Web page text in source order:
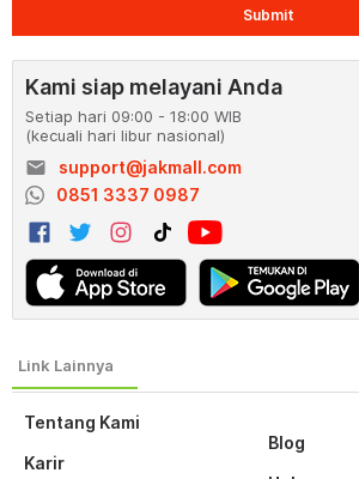
Tentang Kami
Karir
Blog
Submit
Kami siap melayani Anda
Setiap hari 09:00 - 18:00 WIB
(kecuali hari libur nasional)
email
support@jakmall.com
0851 3337 0987